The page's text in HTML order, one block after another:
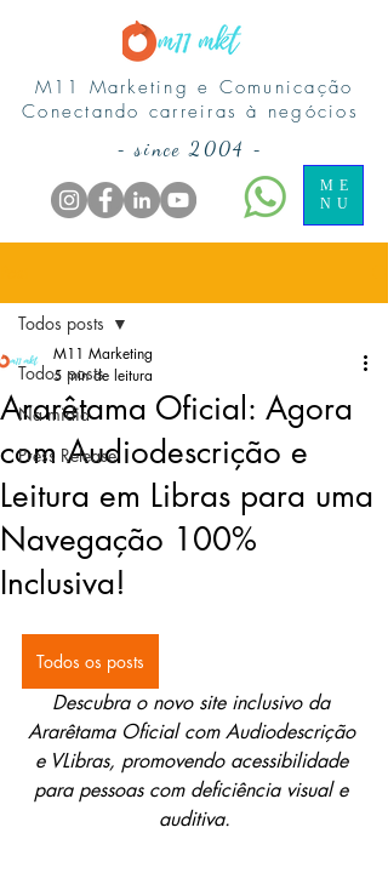
M11 Marketing e Comunicação
Conectando carreiras à negócios
ME
NU
-since 2004 -
Todos posts
Na midia
Press Release
Todos posts
Ararêtama Oficial: Agora
com Audiodescrição e
Leitura em Libras para uma
Navegação 100%
Inclusiva!
M11 Marketing
5 min de leitura
Todos os posts
Descubra o novo site inclusivo da
Ararêtama Oficial com Audiodescrição
e VLibras, promovendo acessibilidade
para pessoas com deficiência visual e
auditiva.